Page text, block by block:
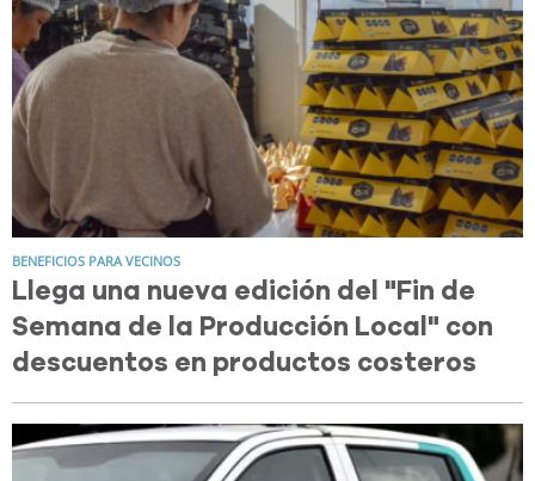
BENEFICIOS PARA VECINOS
Llega una nueva edición del "Fin de
Semana de la Producción Local" con
descuentos en productos costeros